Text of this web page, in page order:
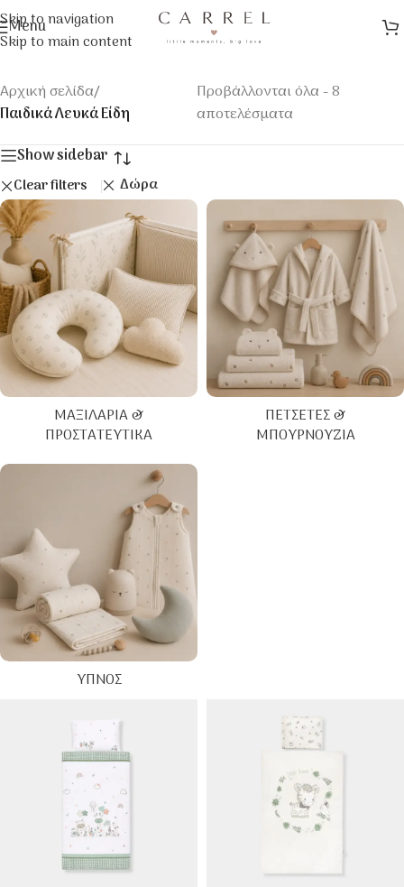
Skip to navigation
Skip to main content
Menu
Αρχική σελίδα/
Παιδικά Λευκά Είδη
Προβάλλονται όλα - 8
αποτελέσματα
Show sidebar
Clear filters Δώρα
ΜΑΞΙΛΆΡΙΑ &
ΠΡΟΣΤΑΤΕΥΤΙΚΆ
ΠΕΤΣΈΤΕΣ &
ΜΠΟΥΡΝΟΎΖΙΑ
ΎΠΝΟΣ